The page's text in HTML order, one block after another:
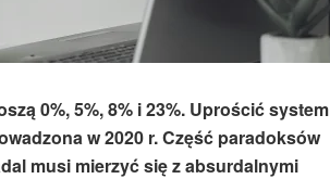
0%, 5%, 8% i 23%. Uprościć system
w 2020 r. Część paradoksów
musi mierzyć się z absurdalnymi